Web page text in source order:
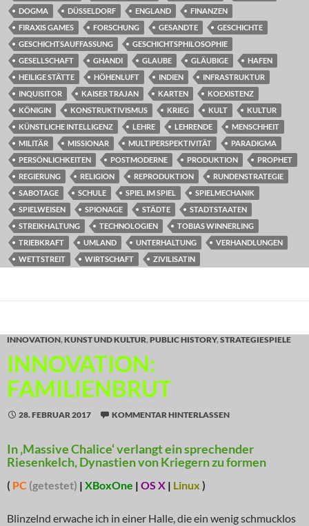
DOGMA
DÜSSELDORF ENGLAND
FINANZEN
FIRAXIS GAMES
FORSCHUNG GESANDTE
GESCHICHTE
GESCHICHTSAUFFASSUNG
GESCHICHTSPHILOSOPHIE
GESELLSCHAFT
GHANDI GLAUBE GLÄUBIGE
HAFEN
HEILIGE STÄTTE
HÖHENLUFT INDIEN
INFRASTRUKTUR
INQUISITOR
KAISER TRAJAN KARTEN
KOEXISTENZ
KÖNIGIN
KONSTRUKTIVISMUS KRIEG KULT
KULTUR
KÜNSTLICHE INTELLIGENZ
LEHRE LEHRENDE
MENSCHHEIT
MILITÄR
MISSIONAR MULTIPERSPEKTIVITÄT
PARADIGMA
PERSÖNLICHKEITEN
POSTMODERNE PRODUKTION
PROPHET
REGIERUNG
RELIGION REPRODUKTION
RUNDENSTRATEGIE
SABOTAGE
SCHULE SPIEL IM SPIEL
SPIELMECHANIK
SPIELWEISEN
SPIONAGE STÄDTE
STADTSTAATEN
STREIKHALTUNG
TECHNOLOGIEN
TOBIAS WINNERLING
TRIEBKRAFT
UMLAND UNTERHALTUNG
VERHANDLUNGEN
WETTSTREIT
WIRTSCHAFT ZIVILISATIN
INNOVATION,KUNST UND KULTUR,PUBLIC HISTORY,STRATEGIESPIELE
INNOVATION:
FAMILIENBRUT
28. FEBRUAR 2017 KOMMENTAR HINTERLASSEN
In ‚Massive Chalice‘ verlangt ein sprechender
Riesenkelch, Dynastien von Kriegern zu formen
( PC (getestet) | XBoxOne | OS X | Linux )
Blinzelnd erwache ich in einer Halle, die ein wenig schmucklos